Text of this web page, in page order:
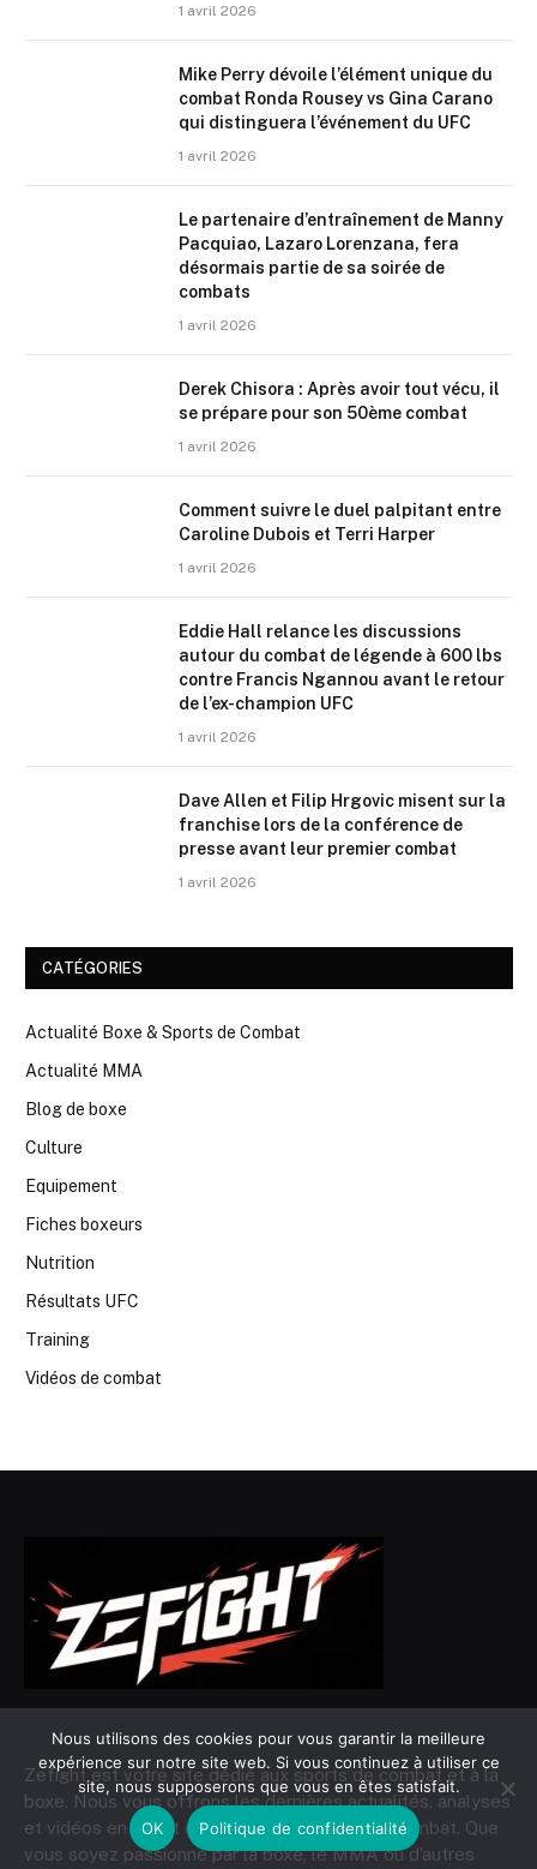
1 avril 2026
Mike Perry dévoile l’élément unique du
combat Ronda Rousey vs Gina Carano
qui distinguera l’événement du UFC
1 avril 2026
Le partenaire d’entraînement de Manny
Pacquiao, Lazaro Lorenzana, fera
désormais partie de sa soirée de
combats
1 avril 2026
Derek Chisora : Après avoir tout vécu, il
se prépare pour son 50ème combat
1 avril 2026
Comment suivre le duel palpitant entre
Caroline Dubois et Terri Harper
1 avril 2026
Eddie Hall relance les discussions
autour du combat de légende à 600 lbs
contre Francis Ngannou avant le retour
de l’ex-champion UFC
1 avril 2026
Dave Allen et Filip Hrgovic misent sur la
franchise lors de la conférence de
presse avant leur premier combat
1 avril 2026
CATÉGORIES
Actualité Boxe & Sports de Combat
Actualité MMA
Blog de boxe
Culture
Equipement
Fiches boxeurs
Nutrition
Résultats UFC
Training
Vidéos de combat
Zefight est votre site dédié aux sports de combat et à la
boxe. Nous vous offrons les dernières actualités, analyses
et vidéos en direct du monde des sports de combat. Que
vous soyez passionné par la boxe, le MMA ou d’autres
Nous utilisons des cookies pour vous garantir la meilleure
expérience sur notre site web. Si vous continuez à utiliser ce
site, nous supposerons que vous en êtes satisfait.
OK Politique de confidentialité